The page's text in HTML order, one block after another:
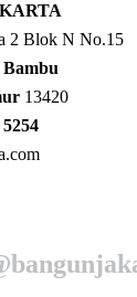
2 Blok N No.15
13420